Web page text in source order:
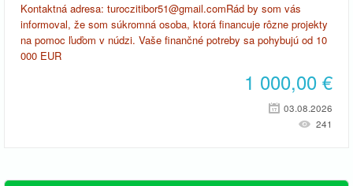
Kontaktná adresa: turoczitibor51@gmail.comRád by som vás
informoval, že som súkromná osoba, ktorá financuje rôzne projekty
na pomoc ľuďom v núdzi. Vaše finančné potreby sa pohybujú od 10
000 EUR
1 000,00 €
03.08.2026
241